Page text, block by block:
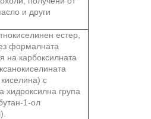
и други
естер,
формалната
на карбоксилната
с
хидроксилна група
1-ол